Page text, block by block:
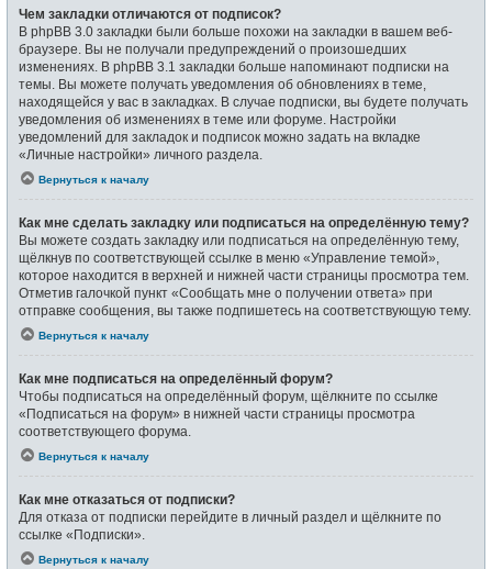
Чем закладки отличаются от подписок?
В phpBB 3.0 закладки были больше похожи на закладки в вашем веб-
браузере. Вы не получали предупреждений о произошедших
изменениях. В phpBB 3.1 закладки больше напоминают подписки на
темы. Вы можете получать уведомления об обновлениях в теме,
находящейся у вас в закладках. В случае подписки, вы будете получать
уведомления об изменениях в теме или форуме. Настройки
уведомлений для закладок и подписок можно задать на вкладке
«Личные настройки» личного раздела.
Вернуться к началу
Как мне сделать закладку или подписаться на определённую тему?
Вы можете создать закладку или подписаться на определённую тему,
щёлкнув по соответствующей ссылке в меню «Управление темой»,
которое находится в верхней и нижней части страницы просмотра тем.
Отметив галочкой пункт «Сообщать мне о получении ответа» при
отправке сообщения, вы также подпишетесь на соответствующую тему.
Вернуться к началу
Как мне подписаться на определённый форум?
Чтобы подписаться на определённый форум, щёлкните по ссылке
«Подписаться на форум» в нижней части страницы просмотра
соответствующего форума.
Вернуться к началу
Как мне отказаться от подписки?
Для отказа от подписки перейдите в личный раздел и щёлкните по
ссылке «Подписки».
Вернуться к началу